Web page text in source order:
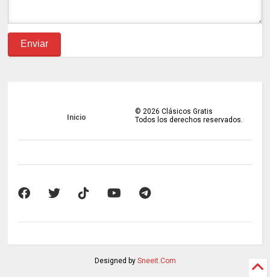
Inicio
© 2026 Clásicos Gratis
Todos los derechos reservados.
Designed by Sneeit.Com